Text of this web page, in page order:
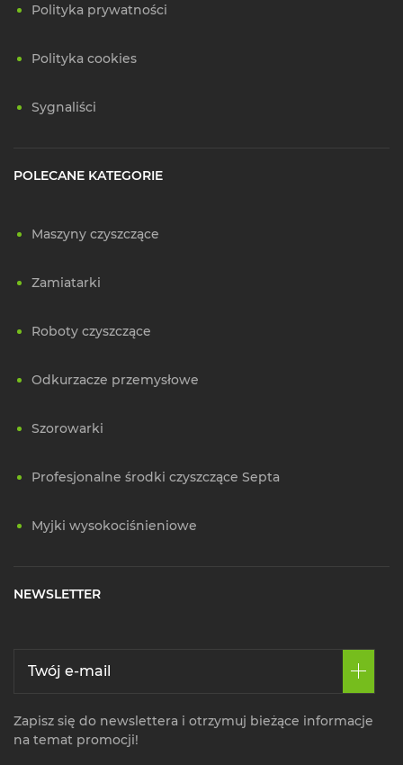
Polityka prywatności
Polityka cookies
Sygnaliści
POLECANE KATEGORIE
Maszyny czyszczące
Zamiatarki
Roboty czyszczące
Odkurzacze przemysłowe
Szorowarki
Profesjonalne środki czyszczące Septa
Myjki wysokociśnieniowe
NEWSLETTER
Zapisz się do newslettera i otrzymuj bieżące informacje
na temat promocji!